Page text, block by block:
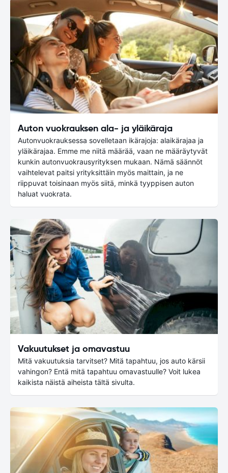
Auton vuokrauksen ala- ja yläikäraja
Autonvuokrauksessa sovelletaan ikärajoja: alaikärajaa ja
yläikärajaa. Emme me niitä määrää, vaan ne määräytyvät
kunkin autonvuokrausyrityksen mukaan. Nämä säännöt
vaihtelevat paitsi yrityksittäin myös maittain, ja ne
riippuvat toisinaan myös siitä, minkä tyyppisen auton
haluat vuokrata.
Vakuutukset ja omavastuu
Mitä vakuutuksia tarvitset? Mitä tapahtuu, jos auto kärsii
vahingon? Entä mitä tapahtuu omavastuulle? Voit lukea
kaikista näistä aiheista tältä sivulta.